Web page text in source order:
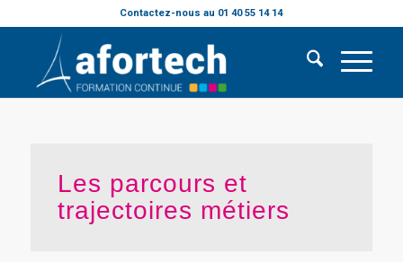
Contactez-nous au 01 40 55 14 14
Les parcours et
trajectoires métiers